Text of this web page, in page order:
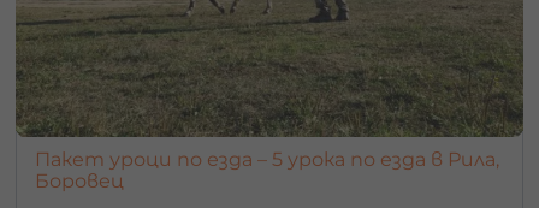
Пакет уроци по езда – 5 урока по езда в Рила,
Боровец